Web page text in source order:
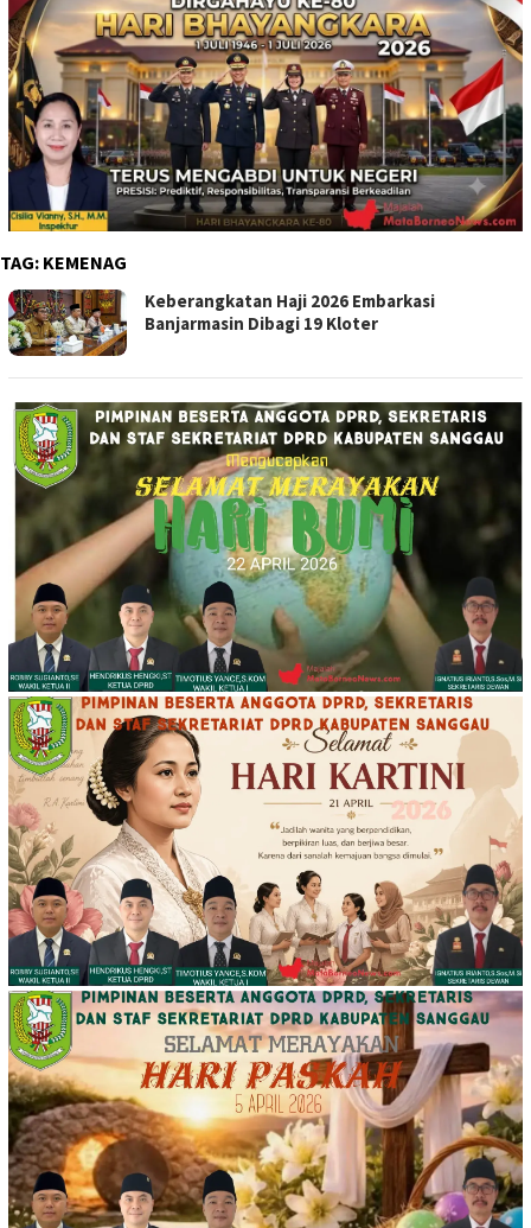
TAG: KEMENAG
Keberangkatan Haji 2026 Embarkasi
Banjarmasin Dibagi 19 Kloter